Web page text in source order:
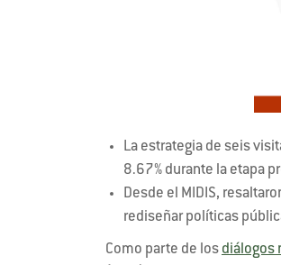
La estrategia de seis
8.67% durante la etapa
Desde el MIDIS,
rediseñar políticas
Como parte de los diálogos